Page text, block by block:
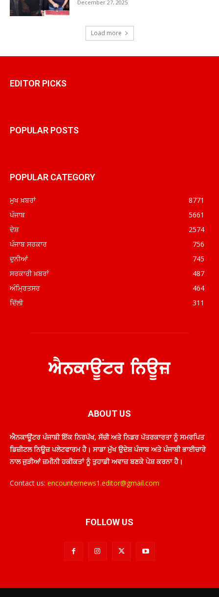
December 27, 2025
Load more
EDITOR PICKS
POPULAR POSTS
POPULAR CATEGORY
ਮੁਖ ਖ਼ਬਰਾਂ
8771
ਪੰਜਾਬ
5661
ਦੇਸ਼
2574
ਪੰਜਾਬ ਸਰਕਾਰ
756
ਦੁਨੀਆਂ
745
ਸਰਕਾਰੀ ਖ਼ਬਰਾਂ
487
ਅੰਮ੍ਰਿਤਸਰ
464
ਦਿੱਲੀ
311
ABOUT US
ਐਨਕਾਊਂਟਰ ਪੰਜਾਬੀ ਇੱਕ ਨਿਰਪੱਖ, ਸੱਚੀ ਅਤੇ ਨਿਡਰ ਪੱਤਰਕਾਰਤਾ ਨੂੰ ਸਮਰਪਿਤ
ਡਿਜ਼ੀਟਲ ਨਿਊਜ਼ ਪਲੇਟਫਾਰਮ ਹੈ। ਸਾਡਾ ਮੁੱਖ ਉਦੇਸ਼ ਪੰਜਾਬ ਅਤੇ ਪੰਜਾਬੀ ਭਾਈਚਾਰੇ
ਨਾਲ ਜੁੜੀਆਂ ਜ਼ਮੀਨੀ ਹਕੀਕਤਾਂ ਨੂੰ ਤੁਹਾਡੀ ਅਵਾਜ਼ ਬਣਕੇ ਪੇਸ਼ ਕਰਨਾ ਹੈ।
Contact us: encounternews1.editor@gmail.com
FOLLOW US